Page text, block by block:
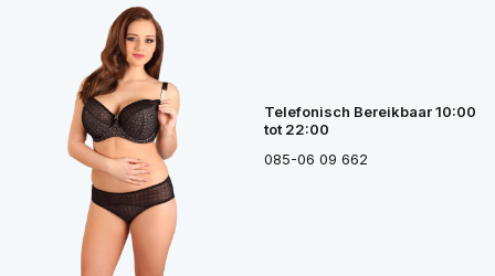
Telefonisch Bereikbaar 10:00
tot 22:00
085-06 09 662